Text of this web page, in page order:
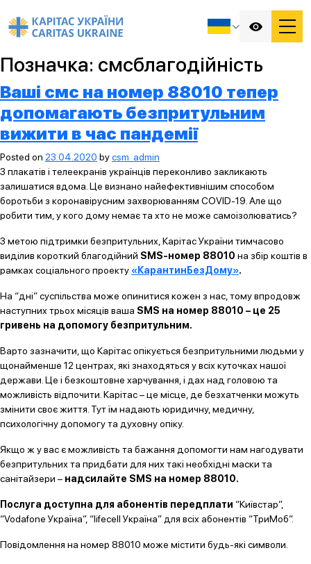
Позначка: смсблагодійність
Ваші смс на номер 88010 тепер
допомагають безпритульним
вижити в час пандемії
Posted on 23.04.2020 bycsm_admin
З плакатів і телеекранів українців переконливо закликають
залишатися вдома. Це визнано найефективнішим способом
боротьби з коронавірусним захворюванням COVID-19. Але що
робити тим, у кого дому немає та хто не може самоізолюватись?
З метою підтримки безпритульних, Карітас України тимчасово
виділив короткий благодійний SMS-номер 88010 на збір коштів в
рамках соціального проекту «КарантинБезДому».
На “дні” суспільства може опинитися кожен з нас, тому впродовж
наступних трьох місяців ваша SMS на номер 88010 – це 25
гривень на допомогу безпритульним.
Варто зазначити, що Карітас опікується безпритульними людьми у
щонайменше 12 центрах, які знаходяться у всіх куточках нашої
держави. Це і безкоштовне харчування, і дах над головою та
можливість відпочити. Карітас – це місце, де безхатченки можуть
змінити своє життя. Тут їм надають юридичну, медичну,
психологічну допомогу та духовну опіку.
Якщо ж у вас є можливість та бажання допомогти нам нагодувати
безпритульних та придбати для них такі необхідні маски та
санітайзери – надсилайте SMS на номер 88010.
Послуга доступна для абонентів передплати “Київстар”,
“Vodafone Україна”, “lifecell Україна” для всіх абонентів “ТриМоб”.
Повідомлення на номер 88010 може містити будь-які символи.